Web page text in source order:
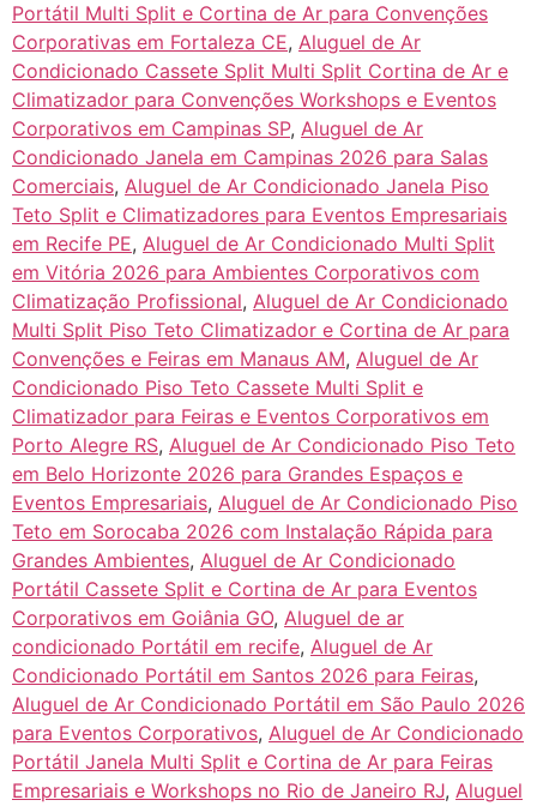
Portátil Multi Split e Cortina de Ar para Convenções
Corporativas em Fortaleza CE, Aluguel de Ar
Condicionado Cassete Split Multi Split Cortina de Ar e
Climatizador para Convenções Workshops e Eventos
Corporativos em Campinas SP, Aluguel de Ar
Condicionado Janela em Campinas 2026 para Salas
Comerciais, Aluguel de Ar Condicionado Janela Piso
Teto Split e Climatizadores para Eventos Empresariais
em Recife PE, Aluguel de Ar Condicionado Multi Split
em Vitória 2026 para Ambientes Corporativos com
Climatização Profissional, Aluguel de Ar Condicionado
Multi Split Piso Teto Climatizador e Cortina de Ar para
Convenções e Feiras em Manaus AM, Aluguel de Ar
Condicionado Piso Teto Cassete Multi Split e
Climatizador para Feiras e Eventos Corporativos em
Porto Alegre RS, Aluguel de Ar Condicionado Piso Teto
em Belo Horizonte 2026 para Grandes Espaços e
Eventos Empresariais, Aluguel de Ar Condicionado Piso
Teto em Sorocaba 2026 com Instalação Rápida para
Grandes Ambientes, Aluguel de Ar Condicionado
Portátil Cassete Split e Cortina de Ar para Eventos
Corporativos em Goiânia GO, Aluguel de ar
condicionado Portátil em recife, Aluguel de Ar
Condicionado Portátil em Santos 2026 para Feiras,
Aluguel de Ar Condicionado Portátil em São Paulo 2026
para Eventos Corporativos, Aluguel de Ar Condicionado
Portátil Janela Multi Split e Cortina de Ar para Feiras
Empresariais e Workshops no Rio de Janeiro RJ, Aluguel